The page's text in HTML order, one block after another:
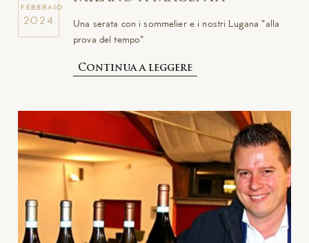
FEBBRAIO
2024
Una serata con i sommelier e i nostri Lugana "alla
prova del tempo"
Continua a leggere